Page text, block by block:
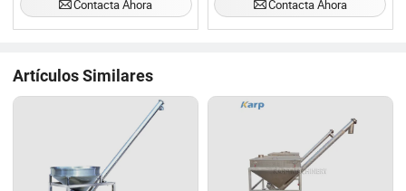
Contacta Ahora
Contacta Ahora
Artículos Similares